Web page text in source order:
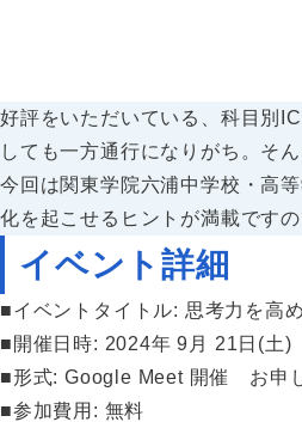
好評をいただいている、科目別
しても一方通行になりがち。そ
今回は関東学院六浦中学校・高
化を起こせるヒントが満載です
イベント詳細
■イベントタイトル: 思考力を高
■開催日時: 2024年 9月 21日(土
■形式: Google Meet 開催 ​​お申
■参加費用: 無料